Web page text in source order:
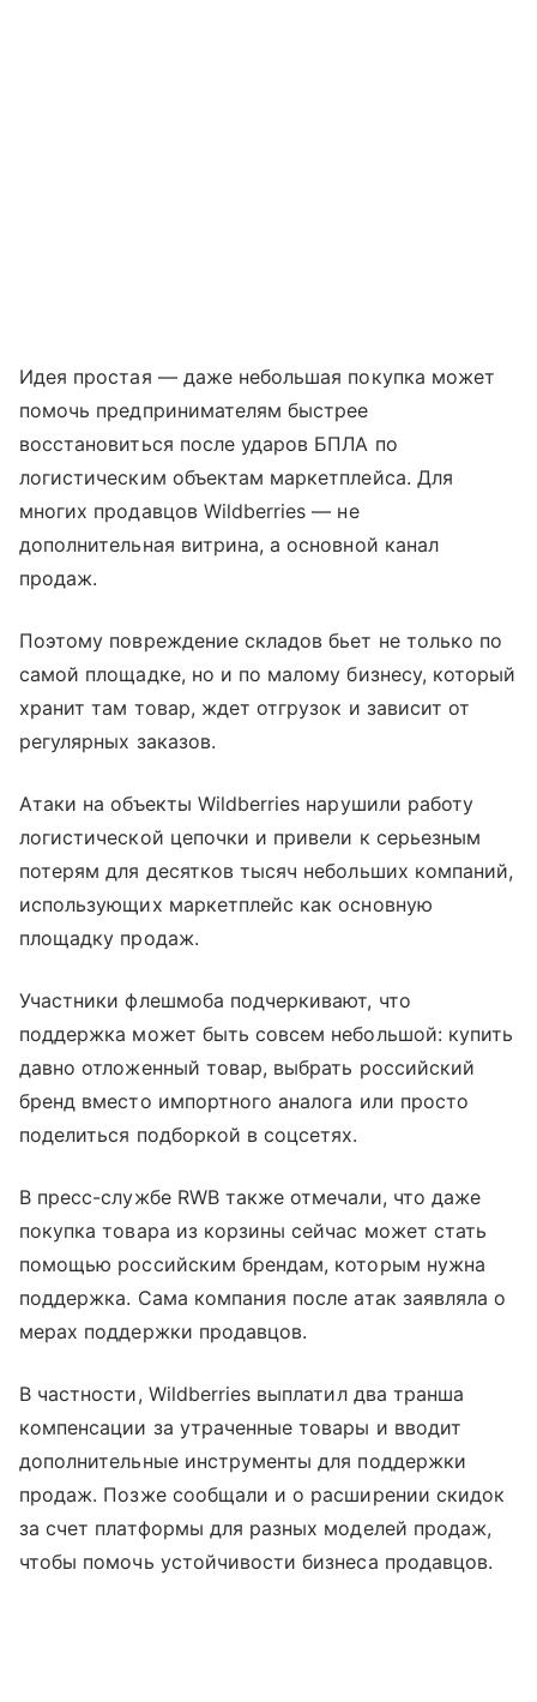
Идея простая — даже небольшая покупка может
помочь предпринимателям быстрее
восстановиться после ударов БПЛА по
логистическим объектам маркетплейса. Для
многих продавцов Wildberries — не
дополнительная витрина, а основной канал
продаж.
Поэтому повреждение складов бьет не только по
самой площадке, но и по малому бизнесу, который
хранит там товар, ждет отгрузок и зависит от
регулярных заказов.
Атаки на объекты Wildberries нарушили работу
логистической цепочки и привели к серьезным
потерям для десятков тысяч небольших компаний,
использующих маркетплейс как основную
площадку продаж.
Участники флешмоба подчеркивают, что
поддержка может быть совсем небольшой: купить
давно отложенный товар, выбрать российский
бренд вместо импортного аналога или просто
поделиться подборкой в соцсетях.
В пресс-службе RWB также отмечали, что даже
покупка товара из корзины сейчас может стать
помощью российским брендам, которым нужна
поддержка. Сама компания после атак заявляла о
мерах поддержки продавцов.
В частности, Wildberries выплатил два транша
компенсации за утраченные товары и вводит
дополнительные инструменты для поддержки
продаж. Позже сообщали и о расширении скидок
за счет платформы для разных моделей продаж,
чтобы помочь устойчивости бизнеса продавцов.